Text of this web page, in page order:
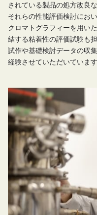
されている製品の処方改良
それらの性能評価検討にお
クロマトグラフィーを用い
結する粘着性の評価試験も
試作や基礎検討データの収
経験させていただいています